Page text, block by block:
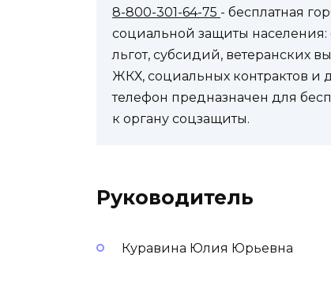
8-800-301-64-75 - бесплатная
социальной защиты
льгот, субсидий, ветеранских
ЖКХ, социальных контрактов
телефон предназначен для
к органу соцзащиты.
Руководитель
Куравина Юлия Юрьевна